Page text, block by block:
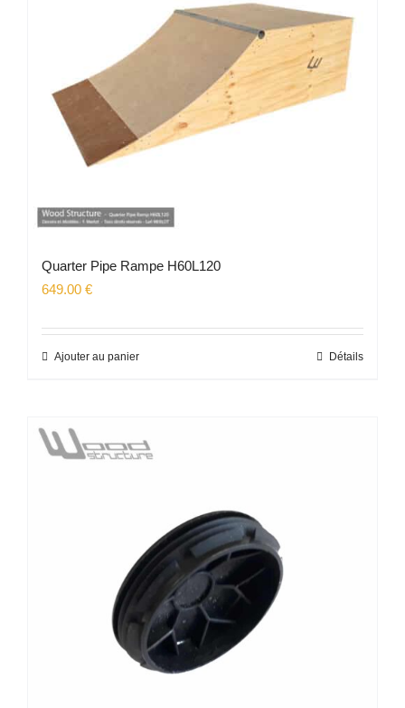
Quarter Pipe Rampe H60L120
649.00 €
Ajouter au panier Détails